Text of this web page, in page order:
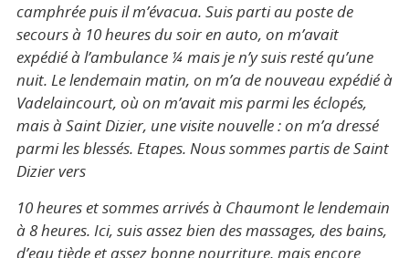
camphrée puis il m’évacua. Suis parti au poste de
secours à 10 heures du soir en auto, on m’avait
expédié à l’ambulance ¼ mais je n’y suis resté qu’une
nuit. Le lendemain matin, on m’a de nouveau expédié à
Vadelaincourt, où on m’avait mis parmi les éclopés,
mais à Saint Dizier, une visite nouvelle : on m’a dressé
parmi les blessés. Etapes. Nous sommes partis de Saint
Dizier vers
10 heures et sommes arrivés à Chaumont le lendemain
à 8 heures. Ici, suis assez bien des massages, des bains,
d’eau tiède et assez bonne nourriture, mais encore